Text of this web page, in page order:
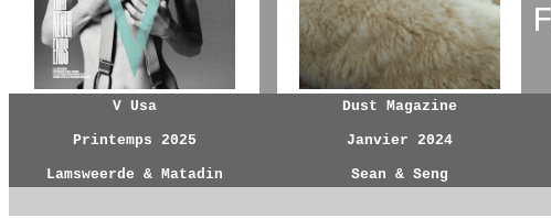
V Usa
Printemps 2025
Lamsweerde & Matadin
Dust Magazine
Janvier 2024
Sean & Seng